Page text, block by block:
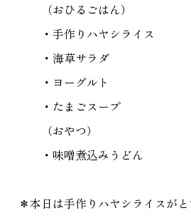
（おひるごはん）
・手作りハヤシライス
・海草サラダ
・ヨーグルト
・たまごスープ
（おやつ）
・味噌煮込みうどん
＊本日は手作りハヤシライスが